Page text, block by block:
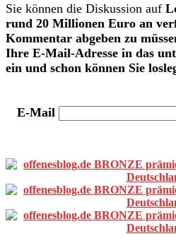
Sie können die Diskussion auf
rund 20 Millionen Euro an
Kommentar abgeben zu
Ihre E-Mail-Adresse in das
ein und schon können Sie
E-Mail
Primäre
Sidebar